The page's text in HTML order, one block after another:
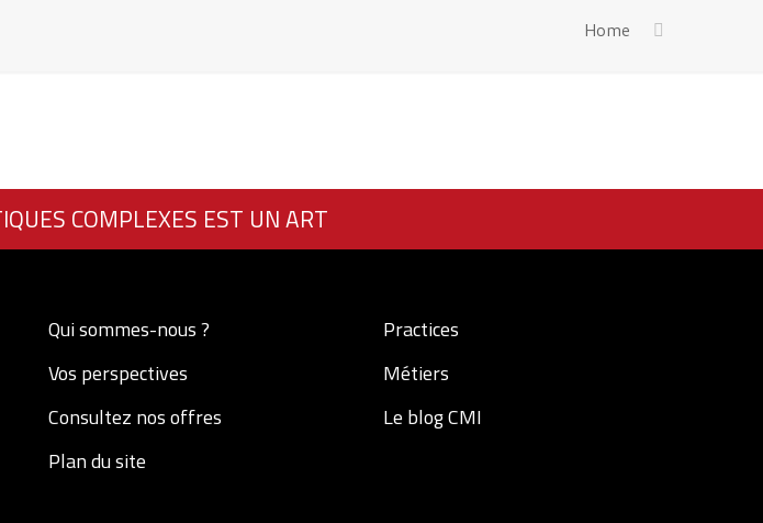
Home
COMPLEXES EST UN ART
Qui sommes-nous ?
Vos perspectives
Consultez nos offres
Plan du site
Practices
Métiers
Le blog CMI